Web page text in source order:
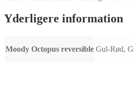
Yderligere information
Moody Octopus reversible Gul-Rød,